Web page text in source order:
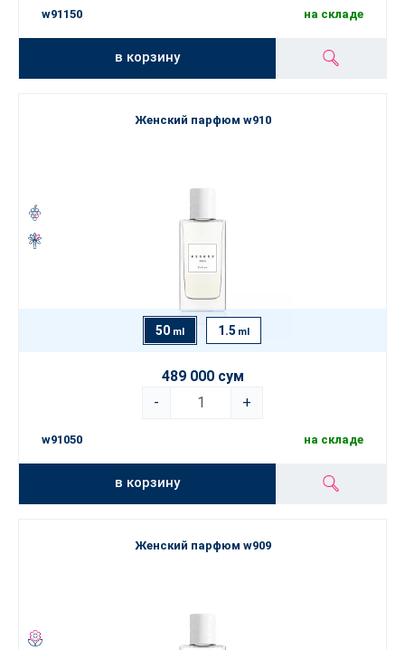
w91150 на складе
в корзину
Женский парфюм w910
50 ml 1.5 ml
489 000 сум
-
+
w91050 на складе
в корзину
Женский парфюм w909